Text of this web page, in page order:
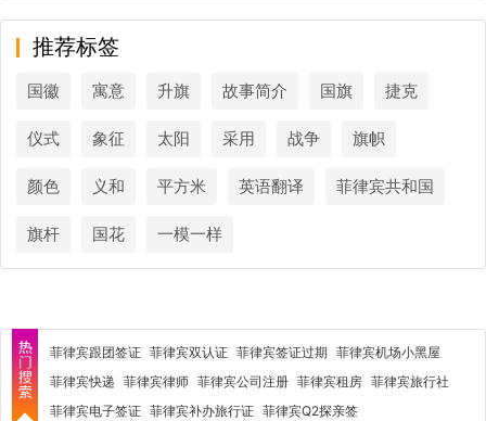
推荐标签
国徽 寓意 升旗 故事简介 国旗 捷克
仪式 象征 太阳 采用 战争 旗帜
颜色 义和 平方米 英语翻译 菲律宾共和国
旗杆 国花 一模一样
菲律宾跟团签证 菲律宾双认证 菲律宾签证过期 菲律宾机场小黑屋
菲律宾快递 菲律宾律师 菲律宾公司注册 菲律宾租房 菲律宾旅行社
菲律宾电子签证 菲律宾补办旅行证 菲律宾Q2探亲签